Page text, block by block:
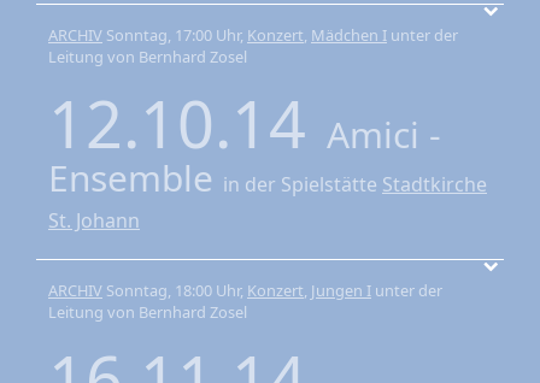
ARCHIV Sonntag, 17:00 Uhr, Konzert, Mädchen I unter der
Leitung von Bernhard Zosel
12.10.14 Amici -
Ensemble in der Spielstätte Stadtkirche
St. Johann
ARCHIV Sonntag, 18:00 Uhr, Konzert, Jungen I unter der
Leitung von Bernhard Zosel